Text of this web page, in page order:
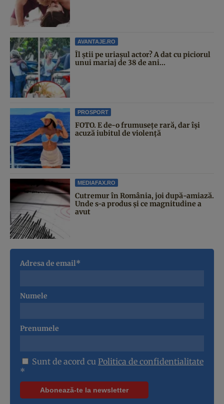
AVANTAJE.RO
Îl știi pe uriașul actor? A dat cu piciorul
unui mariaj de 38 de ani...
PROSPORT
FOTO. E de-o frumusețe rară, dar își
acuză iubitul de violență
MEDIAFAX.RO
Cutremur în România, joi după-amiază.
Unde s-a produs și ce magnitudine a
avut
Adresa de email*
Numele
Prenumele
Sunt de acord cu Politica de confidentialitate
*